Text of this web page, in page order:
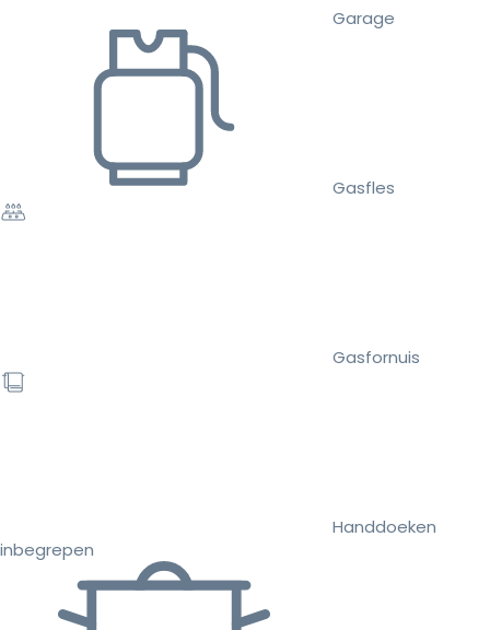
Garage
Gasfles
Gasfornuis
Handdoeken
inbegrepen